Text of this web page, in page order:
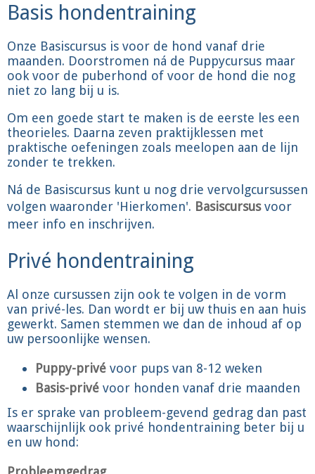
Basis hondentraining
Onze Basiscursus is voor de hond vanaf drie
maanden. Doorstromen ná de Puppycursus maar
ook voor de puberhond of voor de hond die nog
niet zo lang bij u is.
Om een goede start te maken is de eerste les een
theorieles. Daarna zeven praktijklessen met
praktische oefeningen zoals meelopen aan de lijn
zonder te trekken.
Ná de Basiscursus kunt u nog drie vervolgcursussen
volgen waaronder 'Hierkomen'. Basiscursusvoor
meer info en inschrijven.
Privé hondentraining
Al onze cursussen zijn ook te volgen in de vorm
van privé-les. Dan wordt er bij uw thuis en aan huis
gewerkt. Samen stemmen we dan de inhoud af op
uw persoonlijke wensen.
Puppy-privé voor pups van 8-12 weken
Basis-privé voor honden vanaf drie maanden
Is er sprake van probleem-gevend gedrag dan past
waarschijnlijk ook privé hondentraining beter bij u
en uw hond: